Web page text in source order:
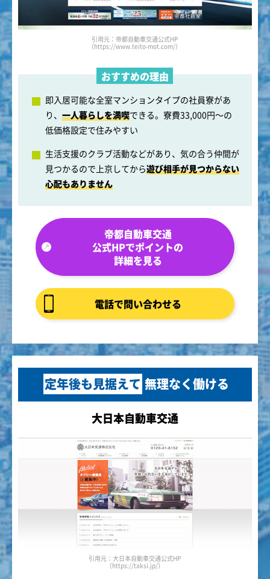
引用元：帝都自動車交通公式HP
（https://www.teito-mot.com/）
おすすめの理由
即入居可能な全室マンションタイプの社員寮があ
り、 一人暮らしを満喫できる。寮費33,000円～の
低価格設定で住みやすい
生活支援のクラブ活動などがあり、気の合う仲間が
見つかるので上京してから遊び相手が見つからない
心配もありません
帝都自動車交通
公式HPでポイントの
詳細を見る
電話で問い合わせる
定年後も見据えて 無理なく働ける
大日本自動車交通
引用元：大日本自動車交通公式HP
（https://taksi.jp/）